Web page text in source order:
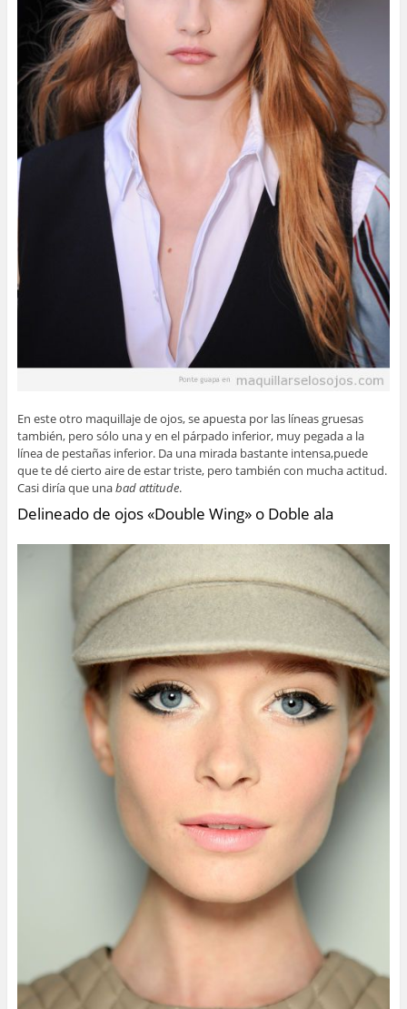
En este otro maquillaje de ojos, se apuesta por las líneas gruesas
también, pero sólo una y en el párpado inferior, muy pegada a la
línea de pestañas inferior. Da una mirada bastante intensa,puede
que te dé cierto aire de estar triste, pero también con mucha actitud.
Casi diría que unabad attitude.
Delineado de ojos «Double Wing» o Doble ala